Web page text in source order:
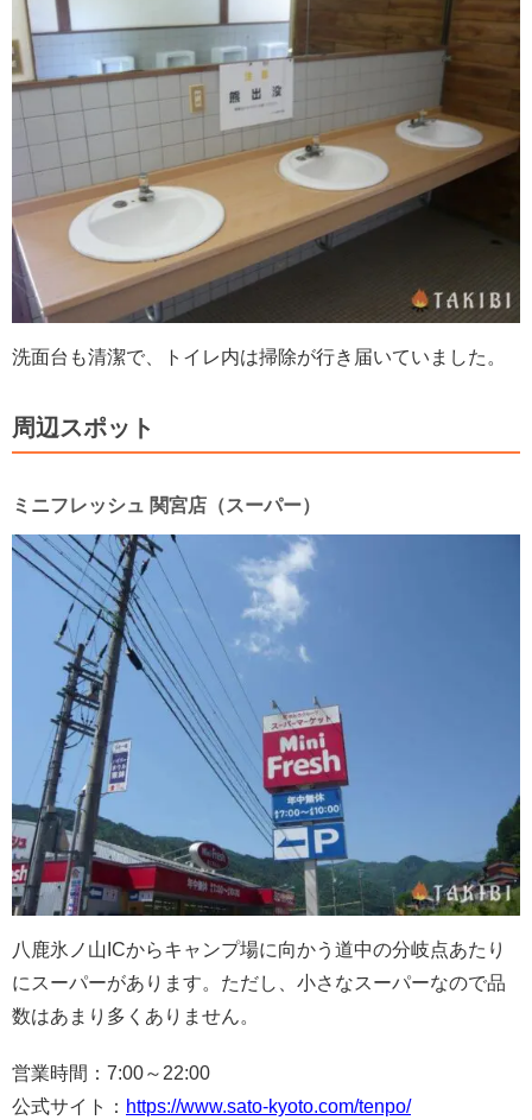
洗面台も清潔で、トイレ内は掃除が行き届いていました。
周辺スポット
ミニフレッシュ 関宮店（スーパー）
八鹿氷ノ山ICからキャンプ場に向かう道中の分岐点あたり
にスーパーがあります。ただし、小さなスーパーなので品
数はあまり多くありません。
営業時間：7:00～22:00
公式サイト： https://www.sato-kyoto.com/tenpo/